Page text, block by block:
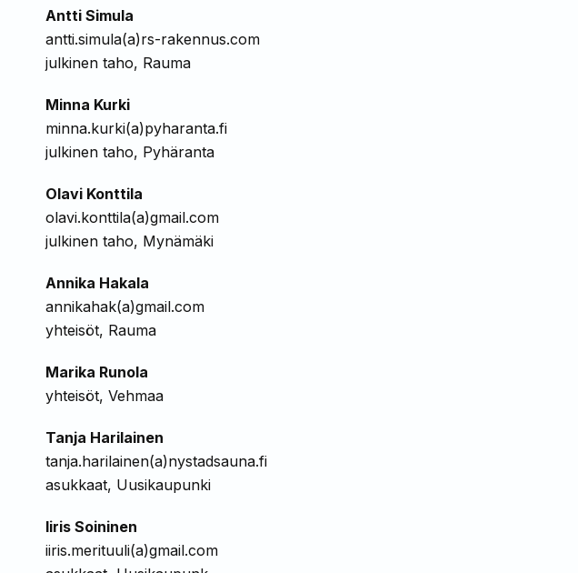
Antti Simula
antti.simula(a)rs-rakennus.com
julkinen taho, Rauma
Minna Kurki
minna.kurki(a)pyharanta.fi
julkinen taho, Pyhäranta
Olavi Konttila
olavi.konttila(a)gmail.com
julkinen taho, Mynämäki
Annika Hakala
annikahak(a)gmail.com
yhteisöt, Rauma
Marika Runola
yhteisöt, Vehmaa
Tanja Harilainen
tanja.harilainen(a)nystadsauna.fi
asukkaat, Uusikaupunki
Iiris Soininen
iiris.merituuli(a)gmail.com